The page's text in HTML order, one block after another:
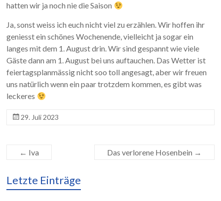
hatten wir ja noch nie die Saison
Ja, sonst weiss ich euch nicht viel zu erzählen. Wir hoffen ihr
geniesst ein schönes Wochenende, vielleicht ja sogar ein
langes mit dem 1. August drin. Wir sind gespannt wie viele
Gäste dann am 1. August bei uns auftauchen. Das Wetter ist
feiertagsplanmässig nicht soo toll angesagt, aber wir freuen
uns natürlich wenn ein paar trotzdem kommen, es gibt was
leckeres
29. Juli 2023
← Iva Das verlorene Hosenbein →
Letzte Einträge